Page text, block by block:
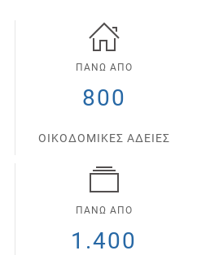
ΠΑΝΩ ΑΠΟ
800
ΟΙΚΟΔΟΜΙΚΕΣ ΑΔΕΙΕΣ
ΠΑΝΩ ΑΠΟ
1.400